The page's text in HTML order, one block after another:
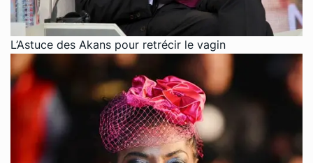
L’Astuce des Akans pour retrécir le vagin